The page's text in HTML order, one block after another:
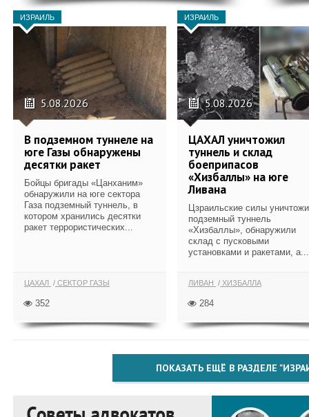
ИЗРАИЛЬ
5.08.2026
В подземном туннеле на
юге Газы обнаружены
десятки ракет
Бойцы бригады «Цанханим»
обнаружили на юге сектора
Газа подземный туннель, в
котором хранились десятки
ракет террористических...
ЦАХАЛ СЕКТОР ГАЗЫ
352
ИЗРАИЛЬ
5.08.2026
ЦАХАЛ уничтожил
туннель и склад
боеприпасов
«Хизбаллы» на юге
Ливана
Цзраильские силы
подземный туннель
«Хизбаллы», обнаружили
склад с пусковыми
установками и ракетами, а...
ЛИВАН ХИЗБАЛЛА
284
ПОКАЗАТЬ ЕЩЁ В РАЗДЕЛЕ